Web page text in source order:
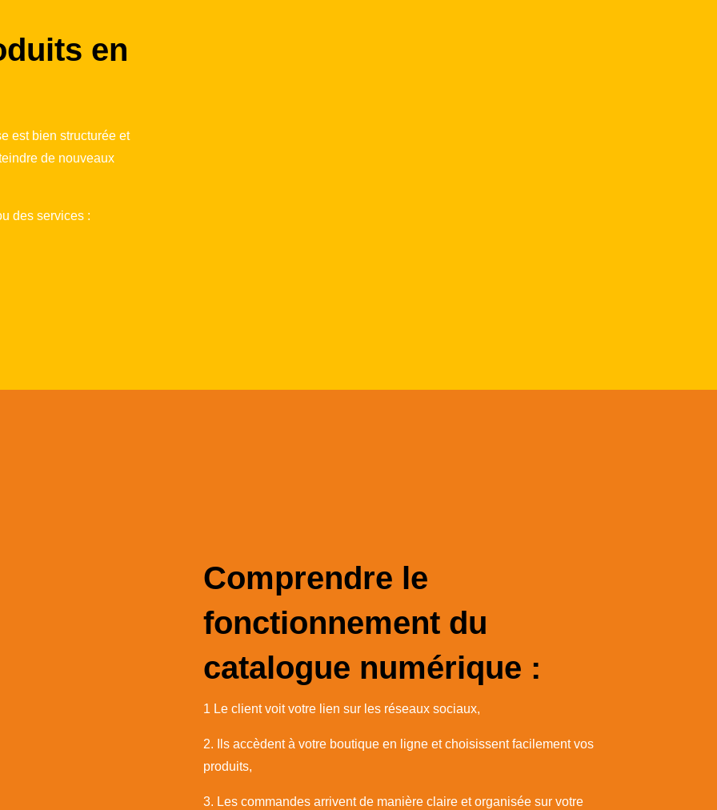
en
est bien structurée et
de nouveaux
des services :
Comprendre le
fonctionnement du
catalogue numérique :
1 Le client voit votre lien sur les réseaux sociaux,
2. Ils accèdent à votre boutique en ligne et choisissent facilement vos
produits,
3. Les commandes arrivent de manière claire et organisée sur votre